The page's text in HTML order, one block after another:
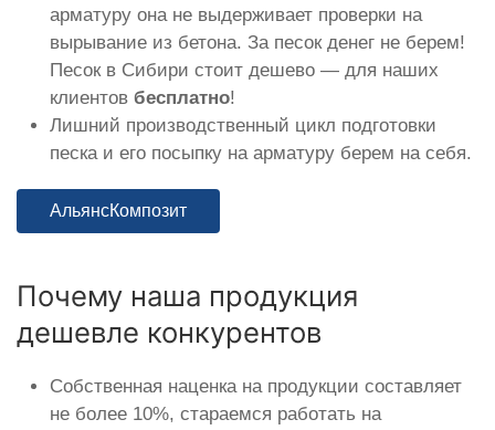
арматуру она не выдерживает проверки на
вырывание из бетона. За песок денег не берем!
Песок в Сибири стоит дешево — для наших
клиентов бесплатно!
Лишний производственный цикл подготовки
песка и его посыпку на арматуру берем на себя.
АльянсКомпозит
Почему наша продукция
дешевле конкурентов
Собственная наценка на продукции составляет
не более 10%, стараемся работать на